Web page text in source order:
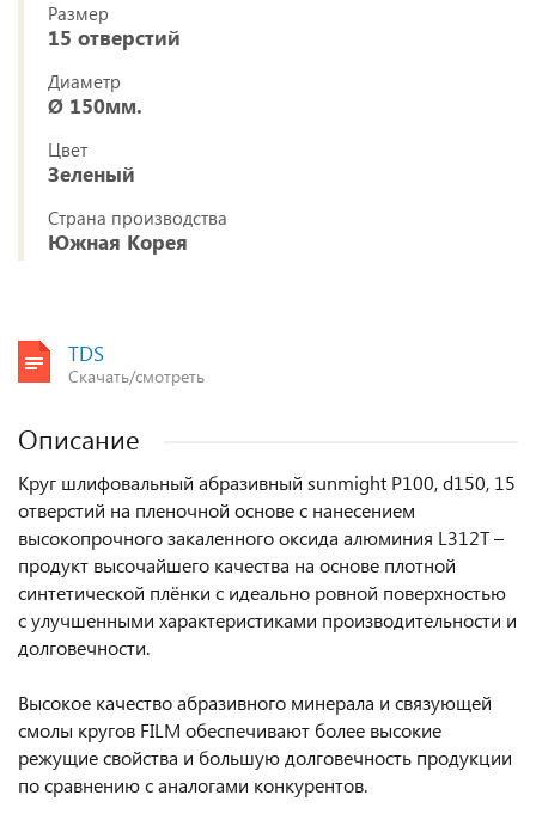
Размер
15 отверстий
Диаметр
Ø 150мм.
Цвет
Зеленый
Страна производства
Южная Корея
TDS
Скачать/смотреть
Описание
Круг шлифовальный абразивный sunmight P100, d150, 15
отверстий на пленочной основе с нанесением
высокопрочного закаленного оксида алюминия L312T –
продукт высочайшего качества на основе плотной
синтетической плёнки с идеально ровной поверхностью
с улучшенными характеристиками производительности и
долговечности.
Высокое качество абразивного минерала и связующей
смолы кругов FILM обеспечивают более высокие
режущие свойства и большую долговечность продукции
по сравнению с аналогами конкурентов.